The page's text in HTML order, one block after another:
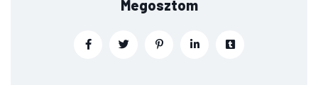
Megosztom